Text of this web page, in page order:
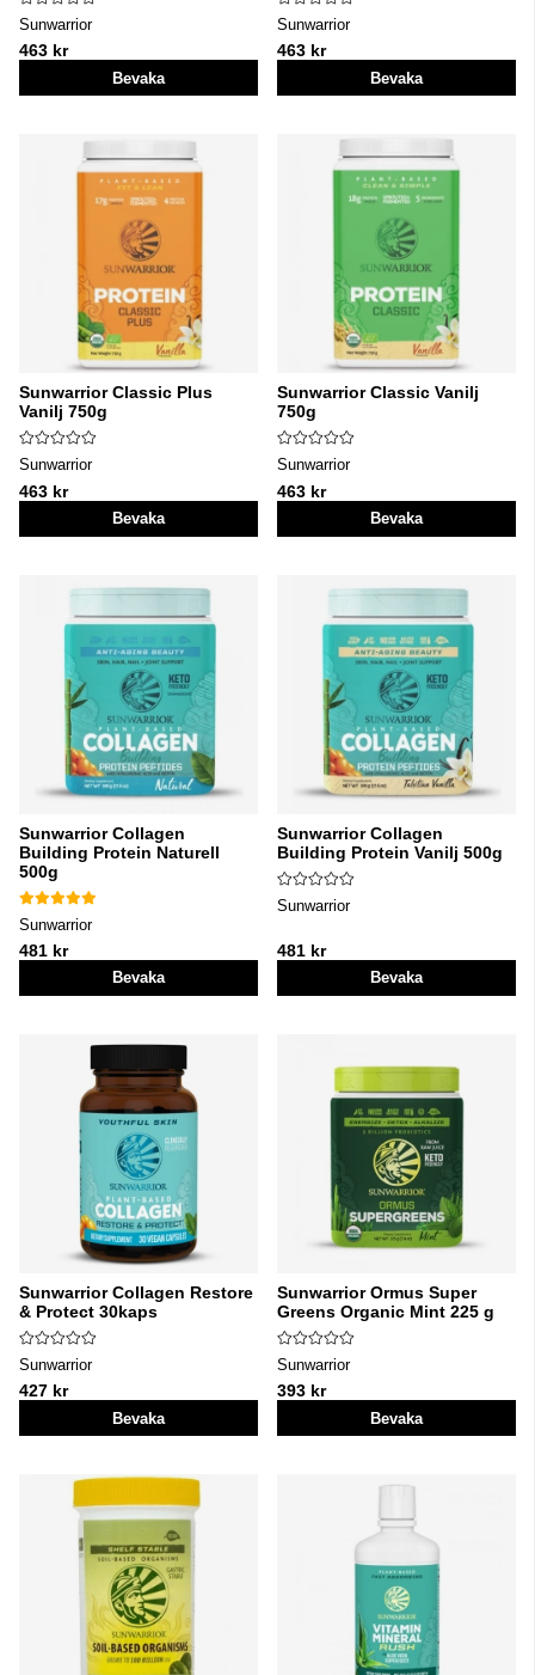
Sunwarrior
463 kr
Bevaka
Sunwarrior
463 kr
Bevaka
Sunwarrior Classic Plus
Vanilj 750g
Sunwarrior
463 kr
Bevaka
Sunwarrior Classic Vanilj
750g
Sunwarrior
463 kr
Bevaka
Sunwarrior Collagen
Building Protein Naturell
500g
Sunwarrior
481 kr
Bevaka
Sunwarrior Collagen
Building Protein Vanilj 500g
Sunwarrior
481 kr
Bevaka
Sunwarrior Collagen Restore
& Protect 30kaps
Sunwarrior
427 kr
Bevaka
Sunwarrior Ormus Super
Greens Organic Mint 225 g
Sunwarrior
393 kr
Bevaka